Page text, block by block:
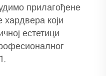
прилагођене
који
естетици